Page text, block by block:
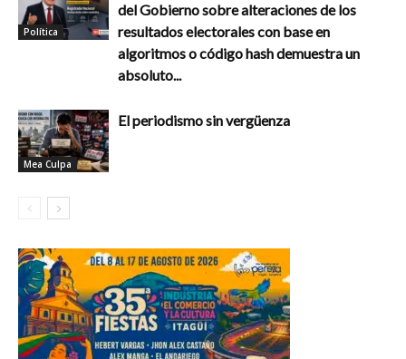
Política
del Gobierno sobre alteraciones de los
resultados electorales con base en
algoritmos o código hash demuestra un
absoluto...
Mea Culpa
El periodismo sin vergüenza